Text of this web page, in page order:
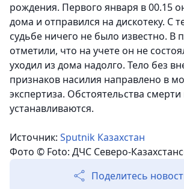
рождения. Первого января в 00.15
дома и отправился на дискотеку. С
судьбе ничего не было известно. В
отметили, что на учете он не
уходил из дома надолго. Тело без
признаков насилия направлено в
экспертиза. Обстоятельства
устанавливаются.
Источник: Sputnik Казахстан
Фото © Foto: ДЧС Северо-
Поделитесь